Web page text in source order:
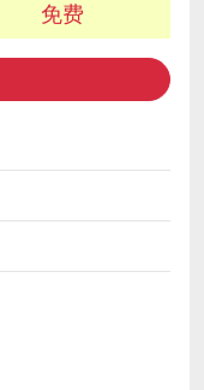
免费